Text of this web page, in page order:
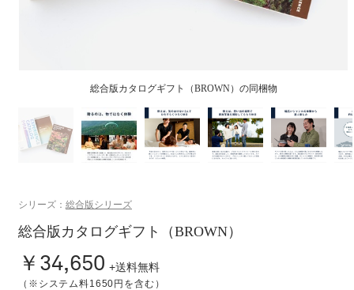
シリーズ： 総合版シリーズ
総合版カタログギフト（BROWN）
￥34,650 +送料無料
（※システム料1650円を含む）